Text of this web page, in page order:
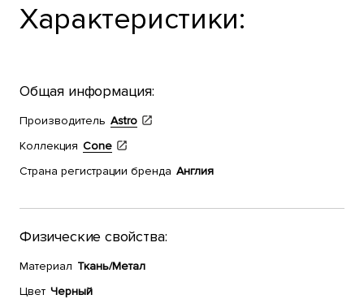
Характеристики:
Общая информация:
Производитель Astro
Коллекция Cone
Страна регистрации бренда Англия
Физические свойства:
Материал Ткань/Метал
Цвет Черный